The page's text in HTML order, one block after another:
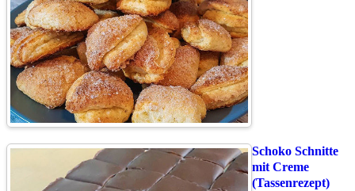
Schoko Schnitte
mit Creme
(Tassenrezept)